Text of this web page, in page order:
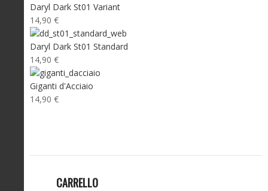
Daryl Dark St01 Variant
14,90 €
Daryl Dark St01 Standard
14,90 €
Giganti d'Acciaio
14,90 €
CARRELLO